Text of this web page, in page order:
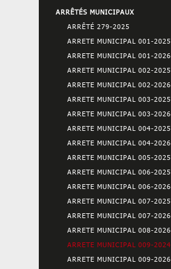
ARRÊTÉS MUNICIPAUX
ARRÊTÉ 279-2025
ARRETE MUNICIPAL 001-2025
ARRETE MUNICIPAL 001-2026
ARRETE MUNICIPAL 002-2025
ARRETE MUNICIPAL 002-2026
ARRETE MUNICIPAL 003-2025
ARRETE MUNICIPAL 003-2026
ARRETE MUNICIPAL 004-2025
ARRETE MUNICIPAL 004-2026
ARRETE MUNICIPAL 005-2025
ARRETE MUNICIPAL 006-2025
ARRETE MUNICIPAL 006-2026
ARRETE MUNICIPAL 007-2025
ARRETE MUNICIPAL 007-2026
ARRETE MUNICIPAL 008-2026
ARRETE MUNICIPAL 009-2024
ARRETE MUNICIPAL 009-2026